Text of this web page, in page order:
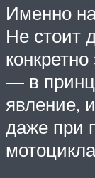
Именно
Не стоит
— в
явление,
даже при